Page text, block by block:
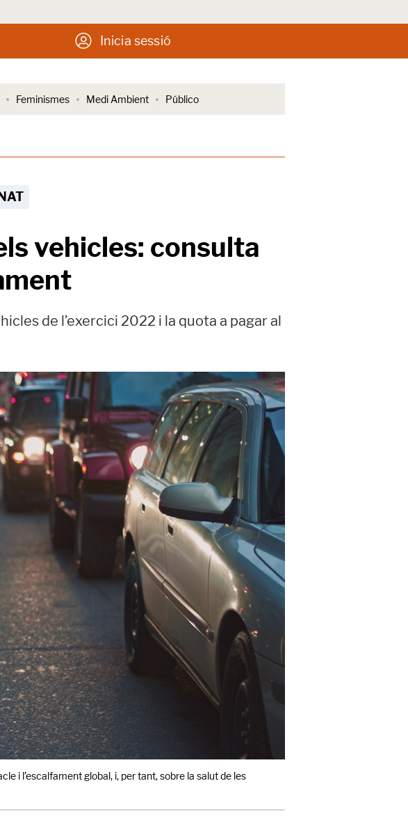
Inicia sessió
Feminismes Medi Ambient Público
vehicles: consulta
de l’exercici 2022 i la quota a pagar al
i l’escalfament global, i, per tant, sobre la salut de les